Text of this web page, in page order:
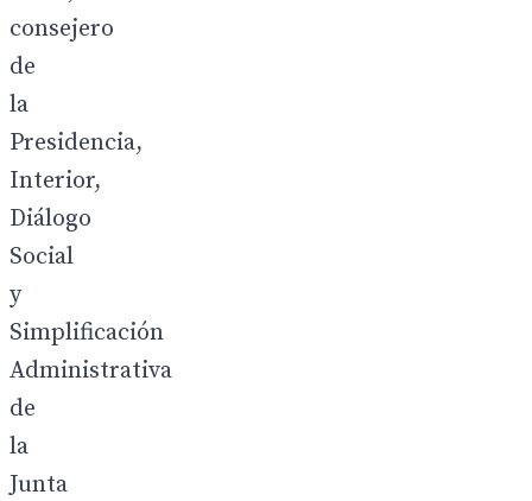
consejero
de
la
Presidencia,
Interior,
Diálogo
Social
y
Simplificación
Administrativa
de
la
Junta